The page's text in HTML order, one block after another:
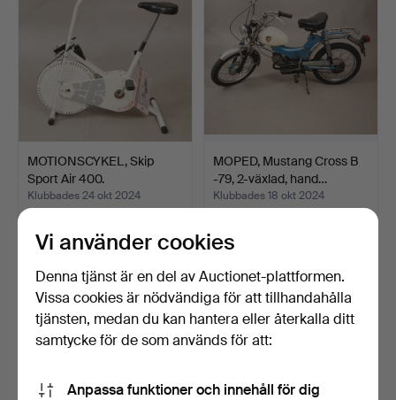
MOTIONSCYKEL, Skip
Sport Air 400.
Klubbades 24 okt 2024
32 USD
MOPED, Mustang Cross B
-79, 2-växlad, hand…
Klubbades 18 okt 2024
841 USD
Vi använder cookies
Denna tjänst är en del av Auctionet-plattformen.
Vissa cookies är nödvändiga för att tillhandahålla
tjänsten, medan du kan hantera eller återkalla ditt
samtycke för de som används för att:
Anpassa funktioner och innehåll för dig